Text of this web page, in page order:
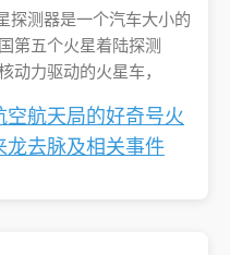
探测器是一个汽车大小的
第五个火星着陆探测
动力驱动的火星车，
航天局的好奇号火
龙去脉及相关事件